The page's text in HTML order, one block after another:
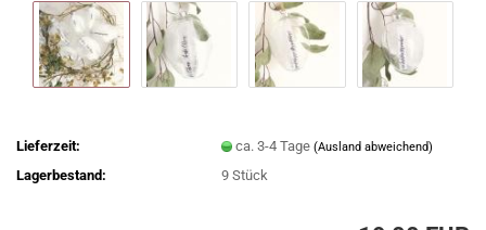
Lieferzeit: ca. 3-4 Tage(Ausland abweichend)
Lagerbestand: 9Stück